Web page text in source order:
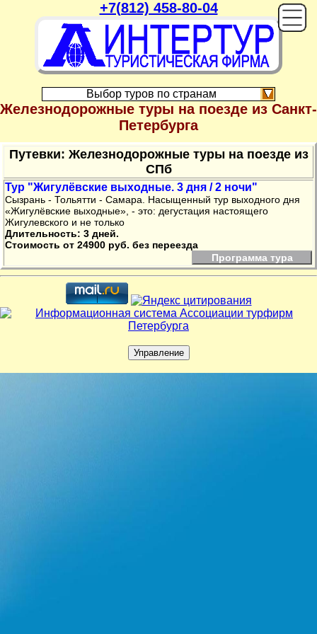
+7(812) 458-80-04
Выбор туров по странам
Железнодорожные туры на поезде из Санкт-
Петербурга
Путевки: Железнодорожные туры на поезде из
СПб
Тур "Жигулёвские выходные. 3 дня / 2 ночи"
Сызрань - Тольятти - Самара. Насыщенный тур выходного дня
«Жигулёвские выходные», - это: дегустация настоящего
Жигулевского и не только
Длительность: 3 дней.
Стоимость от 24900 руб. без переезда
Программа тура